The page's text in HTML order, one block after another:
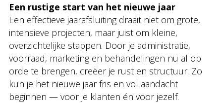
Een rustige start van het nieuwe jaar
Een effectieve jaarafsluiting draait niet om grote,
intensieve projecten, maar juist om kleine,
overzichtelijke stappen. Door je administratie,
voorraad, marketing en behandelingen nu al op
orde te brengen, creëer je rust en structuur. Zo
kun je het nieuwe jaar fris en vol aandacht
beginnen — voor je klanten én voor jezelf.